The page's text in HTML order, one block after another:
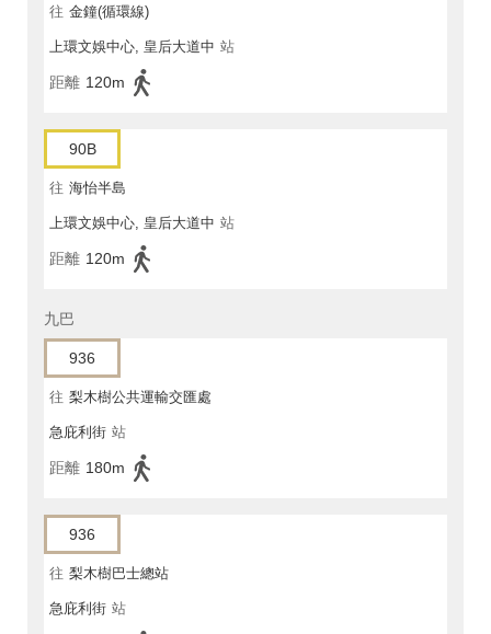
往 金鐘(循環線)
上環文娛中心, 皇后大道中 站
距離 120m
90B
往 海怡半島
上環文娛中心, 皇后大道中 站
距離 120m
九巴
936
往 梨木樹公共運輸交匯處
急庇利街 站
距離 180m
936
往 梨木樹巴士總站
急庇利街 站